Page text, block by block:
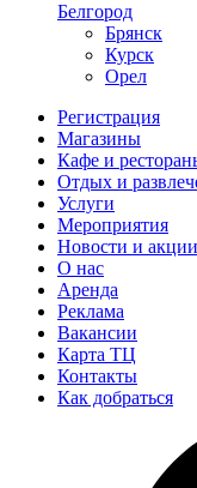
Белгород
Брянск
Курск
Орел
Регистрация
Магазины
Кафе и
Отдых и
Услуги
Мероприятия
Новости и акции
О нас
Аренда
Реклама
Вакансии
Карта ТЦ
Контакты
Как добраться